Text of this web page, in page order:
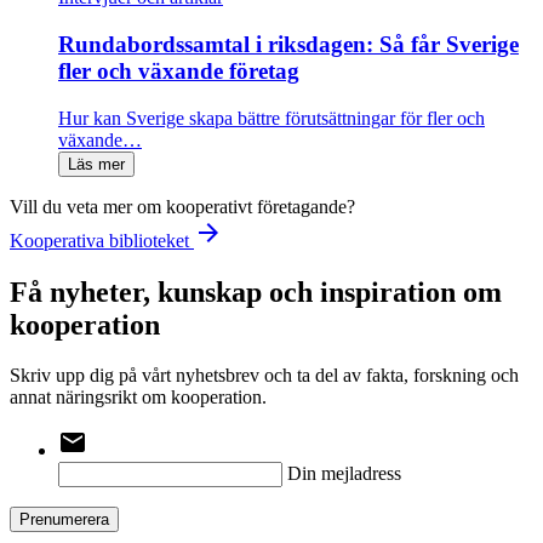
Rundabordssamtal i riksdagen: Så får Sverige
fler och växande företag
Hur kan Sverige skapa bättre förutsättningar för fler och
växande…
Läs mer
Vill du veta mer om kooperativt företagande?
Kooperativa biblioteket arrow_forward
Få nyheter, kunskap och inspiration om
kooperation
Skriv upp dig på vårt nyhetsbrev och ta del av fakta, forskning och
annat näringsrikt om kooperation.
email
Din mejladress
Prenumerera